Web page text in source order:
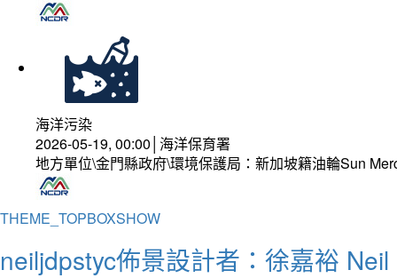
海洋污染
2026-05-19, 00:00│海洋保育署
地方單位\金門縣政府\環境保護局：新加坡籍油輪Sun
THEME_TOPBOXSHOW
neiljdpstyc佈景設計者：徐嘉裕